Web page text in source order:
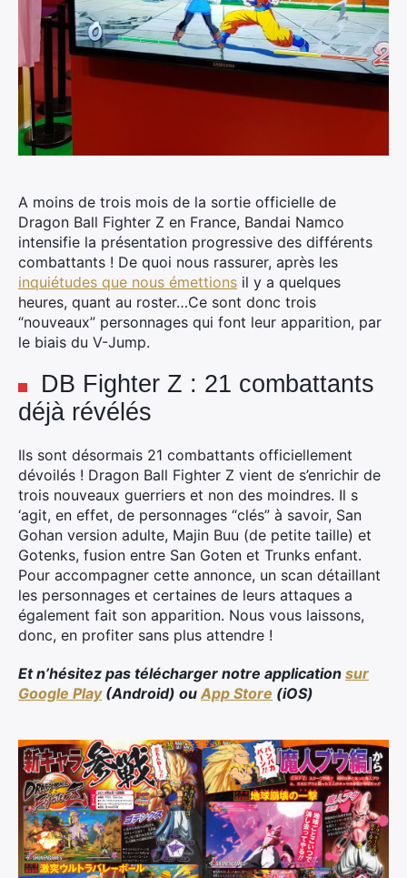
A moins de trois mois de la sortie officielle de
Dragon Ball Fighter Z en France, Bandai Namco
intensifie la présentation progressive des différents
combattants ! De quoi nous rassurer, après les
inquiétudes que nous émettions il y a quelques
heures, quant au roster…Ce sont donc trois
“nouveaux” personnages qui font leur apparition, par
le biais du V-Jump.
DB Fighter Z : 21 combattants
déjà révélés
Ils sont désormais 21 combattants officiellement
dévoilés ! Dragon Ball Fighter Z vient de s’enrichir de
trois nouveaux guerriers et non des moindres. Il s
‘agit, en effet, de personnages “clés” à savoir, San
Gohan version adulte, Majin Buu (de petite taille) et
Gotenks, fusion entre San Goten et Trunks enfant.
Pour accompagner cette annonce, un scan détaillant
les personnages et certaines de leurs attaques a
également fait son apparition. Nous vous laissons,
donc, en profiter sans plus attendre !
Et n’hésitez pas télécharger notre application sur
Google Play(Android) ouApp Store (iOS)